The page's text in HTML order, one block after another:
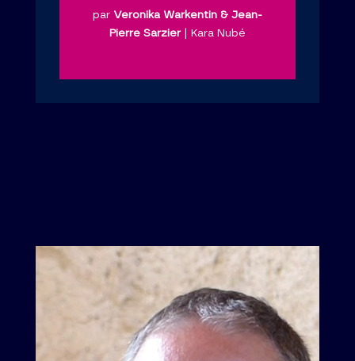
par Veronika Warkentin & Jean-
Pierre Sarzier| Kara Nubé